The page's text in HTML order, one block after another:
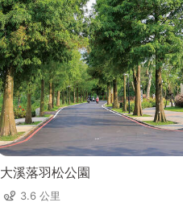
大溪落羽松公園
3.6 公里